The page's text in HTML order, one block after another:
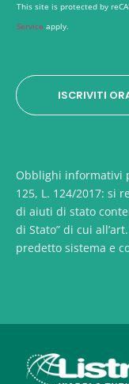
a
c
This site is protected by
Service apply.
ISCRIVITI
Obblighi informativi
125, L. 124/2017: si
di aiuti di stato
di Stato” di cui
predetto sistema e